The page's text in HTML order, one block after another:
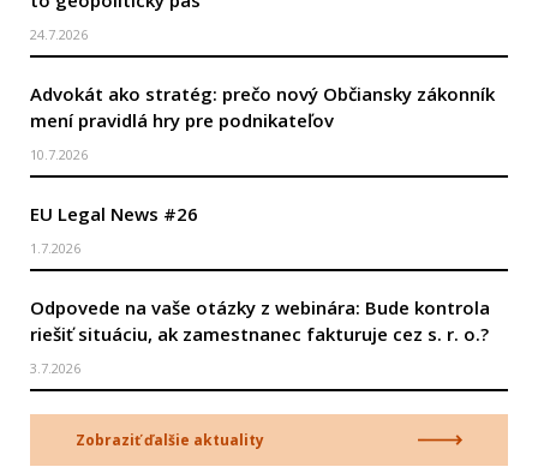
24.7.2026
Advokát ako stratég: prečo nový Občiansky zákonník
mení pravidlá hry pre podnikateľov
10.7.2026
EU Legal News #26
1.7.2026
Odpovede na vaše otázky z webinára: Bude kontrola
riešiť situáciu, ak zamestnanec fakturuje cez s. r. o.?
3.7.2026
Zobraziť ďalšie aktuality